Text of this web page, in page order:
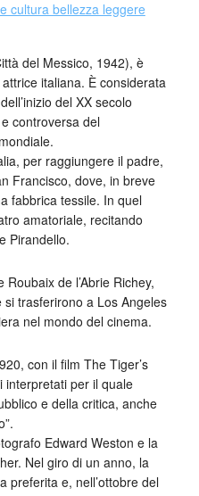
del Messico, 1942), è
italiana. È considerata
del XX secolo
controversa del
per raggiungere il padre,
Francisco, dove, in breve
fabbrica tessile. In quel
amatoriale, recitando
Pirandello.
de l’Abrie Richey,
si trasferirono a Los Angeles
nel mondo del cinema.
con il film The Tiger’s
interpretati per il quale
e della critica, anche
Edward Weston e la
Nel giro di un anno, la
preferita e, nell’ottobre del